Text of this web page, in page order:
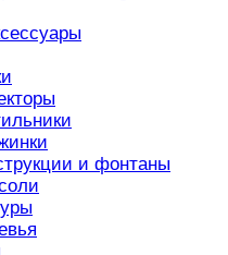
и фонтаны